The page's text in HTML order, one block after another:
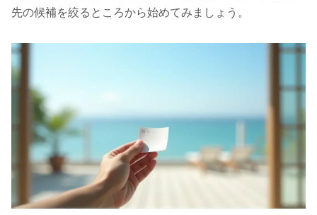
先の候補を絞るところから始めてみましょう。